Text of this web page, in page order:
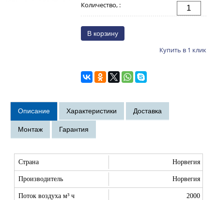
Количество, :
Купить в 1 клик
Страна Норвегия
Производитель Норвегия
Поток воздуха м³ ч 2000